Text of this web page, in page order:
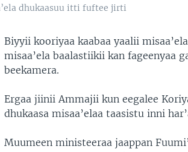
dhukaasuu itti fuftee jirti
Biyyii kooriyaa kaabaa yaalii
misaa’ela baalastiikii kan fageenyaa
beekamera.
Ergaa jiinii Ammajii kun eegalee
dhukaasa misaa’elaa taasistu inni
Muumeen ministeeraa jaappan